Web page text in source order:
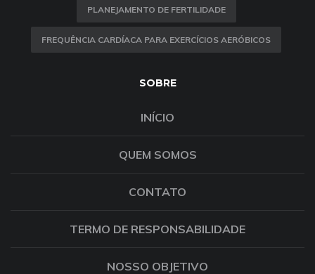
PLANEJAMENTO DE FERTILIDADE
FREQUÊNCIA CARDÍACA PARA EXERCÍCIOS AERÓBICOS
SOBRE
INÍCIO
QUEM SOMOS
CONTATO
TERMO DE RESPONSABILIDADE
NOSSO OBJETIVO